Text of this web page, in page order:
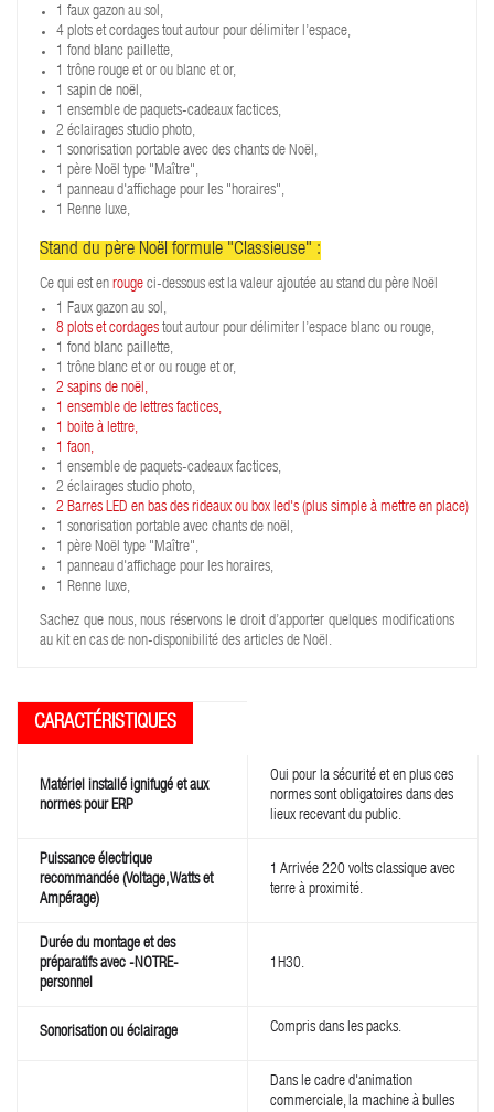
1 faux gazon au sol,
4 plots et cordages tout autour pour délimiter l’espace,
1 fond blanc paillette,
1 trône rouge et or ou blanc et or,
1 sapin de noël,
1 ensemble de paquets-cadeaux factices,
2 éclairages studio photo,
1 sonorisation portable avec des chants de Noël,
1 père Noël type "Maître",
1 panneau d'affichage pour les "horaires",
1 Renne luxe,
Stand du père Noël formule "Classieuse" :
Ce qui est en rouge ci-dessous est la valeur ajoutée au stand du père Noël
1 Faux gazon au sol,
8 plots et cordages tout autour pour délimiter l’espace blanc ou rouge,
1 fond blanc paillette,
1 trône blanc et or ou rouge et or,
2 sapins de noël,
1 ensemble de lettres factices,
1 boite à lettre,
1 faon,
1 ensemble de paquets-cadeaux factices,
2 éclairages studio photo,
2 Barres LED en bas des rideaux ou box led's (plus simple à mettre en place)
1 sonorisation portable avec chants de noël,
1 père Noël type "Maître",
1 panneau d'affichage pour les horaires,
1 Renne luxe,
Sachez que nous, nous réservons le droit d’apporter quelques modifications
au kit en cas de non-disponibilité des articles de Noël.
Matériel installé ignifugé et aux
normes pour ERP
Oui pour la sécurité et en plus ces
normes sont obligatoires dans des
lieux recevant du public.
Puissance électrique
recommandée (Voltage, Watts et
Ampérage)
1 Arrivée 220 volts classique avec
terre à proximité.
Durée du montage et des
préparatifs avec -NOTRE-
personnel
1H30.
Sonorisation ou éclairage Compris dans les packs.
Dans le cadre d'animation
commerciale, la machine à bulles